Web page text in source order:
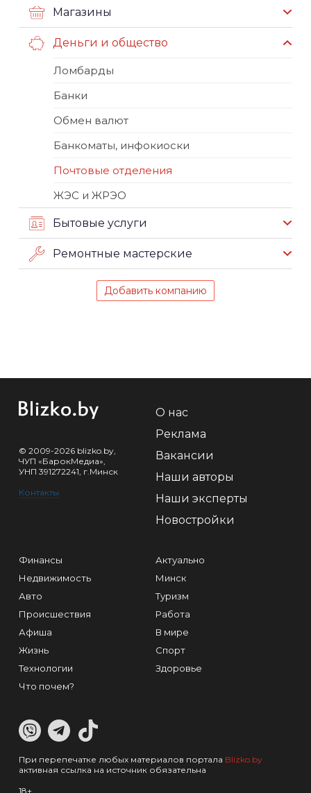
Магазины
Деньги и общество
Ломбарды
Банки
Обмен валют
Банкоматы, инфокиоски
Почтовые отделения
ЖЭС и ЖРЭО
Бытовые услуги
Ремонтные мастерские
Добавить компанию
© 2009-2026 blizko.by,
ЧУП «БарокМедиа»,
УНП 391272241, г.Минск
Контакты
О нас
Реклама
Вакансии
Наши авторы
Наши эксперты
Новостройки
Финансы
Недвижимость
Авто
Происшествия
Афиша
Жизнь
Технологии
Что почем?
Актуально
Минск
Туризм
Работа
В мире
Спорт
Здоровье
При перепечатке любых материалов портала Blizko.by
активная ссылка на источник обязательна
18+